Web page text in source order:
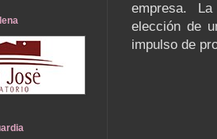
empresa. La
elección de
impulso de